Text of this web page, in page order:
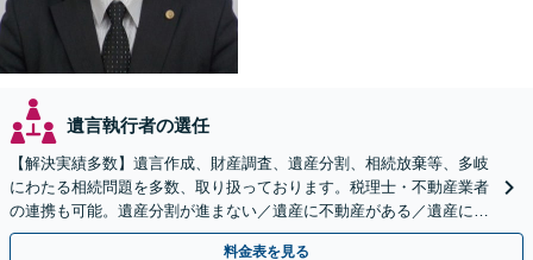
遺言執行者の選任
【解決実績多数】遺言作成、財産調査、遺産分割、相続放棄等、多岐
にわたる相続問題を多数、取り扱っております。税理士・不動産業者
の連携も可能。遺産分割が進まない／遺産に不動産がある／遺産に負
債がある（限定承認）等、相続のご相談はお任せください。
料金表を見る